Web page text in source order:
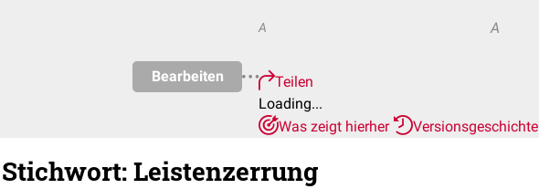
Bearbeiten
A A
Teilen
Loading...
Was zeigt hierher
Versionsgeschichte
Stichwort: Leistenzerrung